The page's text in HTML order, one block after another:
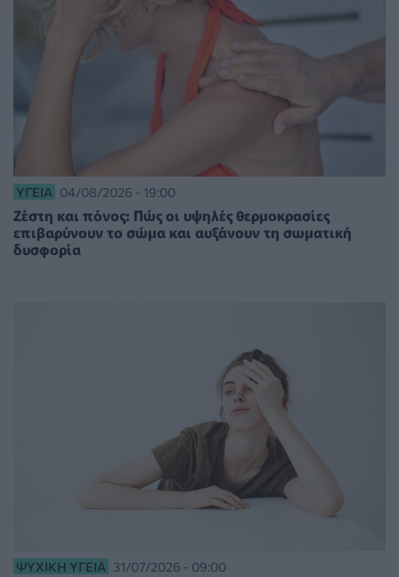
ΥΓΕΊΑ 04/08/2026 - 19:00
Ζέστη και πόνος: Πώς οι υψηλές θερμοκρασίες
επιβαρύνουν το σώμα και αυξάνουν τη σωματική
δυσφορία
ΨΥΧΙΚΉ ΥΓΕΊΑ 31/07/2026 - 09:00